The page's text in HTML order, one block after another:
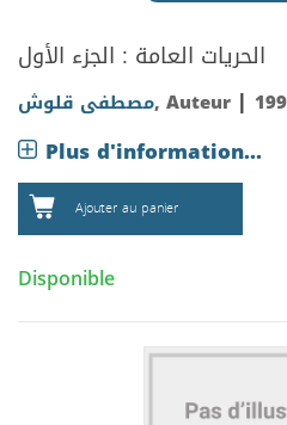
الحريات العامة : الجزء الأول
مصطفى قلوش, Auteur |
Plus d'information...
Ajouter au panier
Disponible